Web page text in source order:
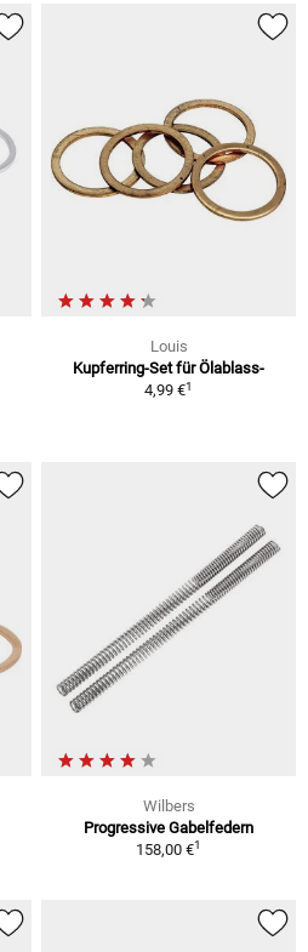
Louis
Kupferring-Set für Ölablass-
4,99 €1
Wilbers
Progressive Gabelfedern
158,00 €1